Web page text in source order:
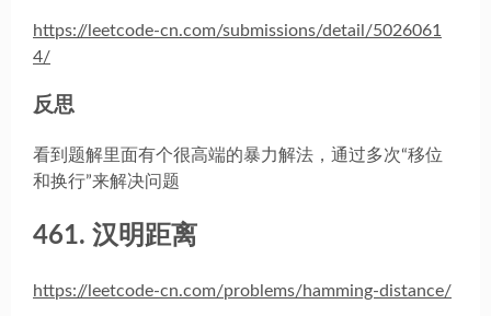
https://leetcode-cn.com/submissions/detail/5026061
4/
反思
看到题解里面有个很高端的暴力解法，通过多次“移位
和换行”来解决问题
461. 汉明距离
https://leetcode-cn.com/problems/hamming-distance/